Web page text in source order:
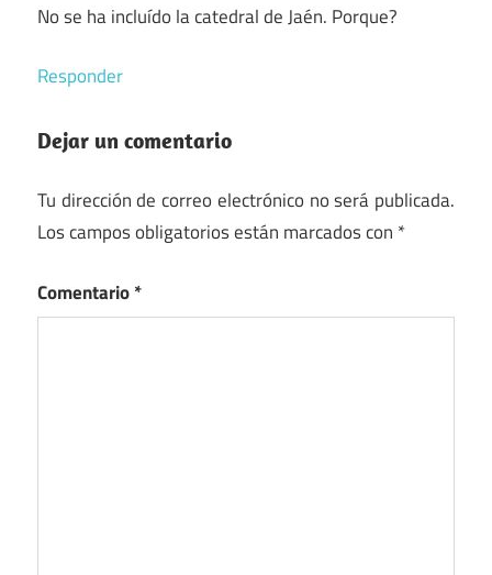
No se ha incluído la catedral de Jaén. Porque?
Responder
Dejar un comentario
Tu dirección de correo electrónico no será publicada.
Los campos obligatorios están marcados con *
Comentario*